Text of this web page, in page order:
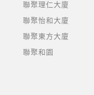
聯聚理仁大廈
聯聚怡和大廈
聯聚東方大廈
聯聚和園